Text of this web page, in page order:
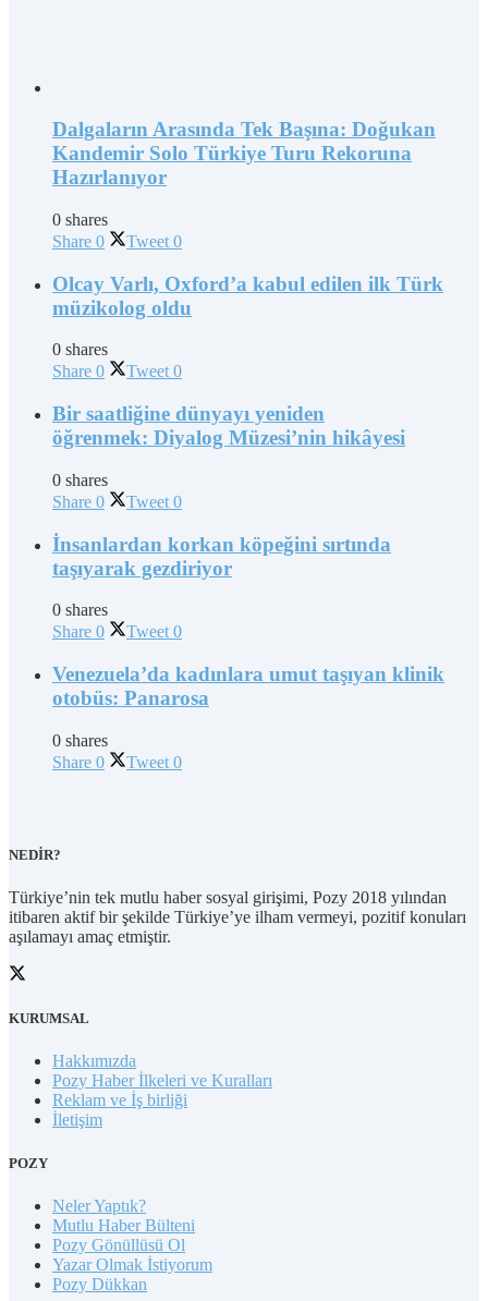
Dalgaların Arasında Tek Başına: Doğukan
Kandemir Solo Türkiye Turu Rekoruna
Hazırlanıyor
0 shares
Share 0 Tweet 0
Olcay Varlı, Oxford’a kabul edilen ilk Türk
müzikolog oldu
0 shares
Share 0 Tweet 0
Bir saatliğine dünyayı yeniden
öğrenmek: Diyalog Müzesi’nin hikâyesi
0 shares
Share 0 Tweet 0
İnsanlardan korkan köpeğini sırtında
taşıyarak gezdiriyor
0 shares
Share 0 Tweet 0
Venezuela’da kadınlara umut taşıyan klinik
otobüs: Panarosa
0 shares
Share 0 Tweet 0
NEDİR?
Türkiye’nin tek mutlu haber sosyal girişimi, Pozy 2018 yılından
itibaren aktif bir şekilde Türkiye’ye ilham vermeyi, pozitif konuları
aşılamayı amaç etmiştir.
KURUMSAL
Hakkımızda
Pozy Haber İlkeleri ve Kuralları
Reklam ve İş birliği
İletişim
POZY
Neler Yaptık?
Mutlu Haber Bülteni
Pozy Gönüllüsü Ol
Yazar Olmak İstiyorum
Pozy Dükkan